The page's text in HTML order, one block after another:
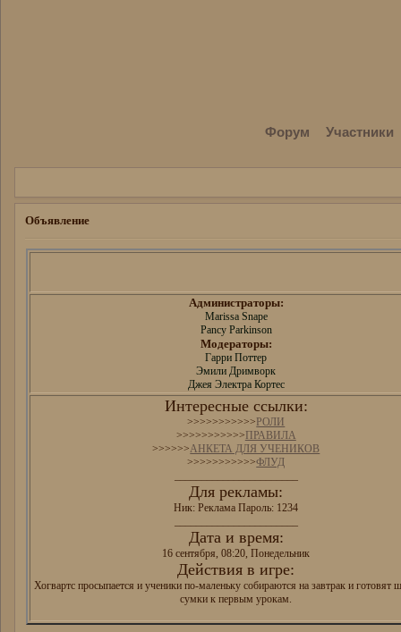
Форум Участники
Объявление
Администраторы:
Marissa Snape
Pancy Parkinson
Модераторы:
Гарри Поттер
Эмили Дримворк
Джея Электра Кортес
Интересные ссылки:
>>>>>>>>>>> РОЛИ
>>>>>>>>>>> ПРАВИЛА
>>>>>>АНКЕТА ДЛЯ УЧЕНИКОВ
>>>>>>>>>>>ФЛУД
Для рекламы:
Ник: Реклама Пароль: 1234
Дата и время:
16 сентября, 08:20, Понедельник
Действия в игре:
Хогвартс просыпается и ученики по-маленьку собираются на завтрак и готовят
сумки к первым урокам.